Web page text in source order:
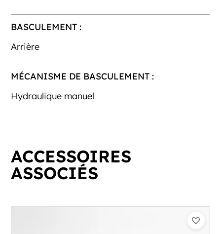
BASCULEMENT :
Arrière
MÉCANISME DE BASCULEMENT :
Hydraulique manuel
ACCESSOIRES
ASSOCIÉS